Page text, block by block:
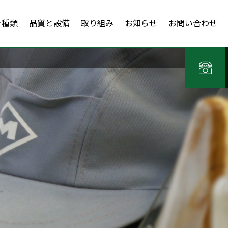
類 品質と設備 取り組み お知らせ お問い合わせ